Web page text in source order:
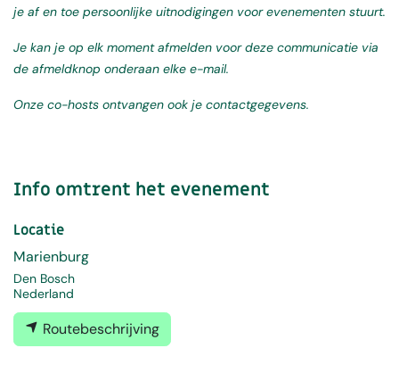
je af en toe persoonlijke uitnodigingen voor evenementen stuurt.
Je kan je op elk moment afmelden voor deze communicatie via
de afmeldknop onderaan elke e-mail.
Onze co-hosts ontvangen ook je contactgegevens.
Info omtrent het evenement
Locatie
Marienburg
Den Bosch
Nederland
Routebeschrijving